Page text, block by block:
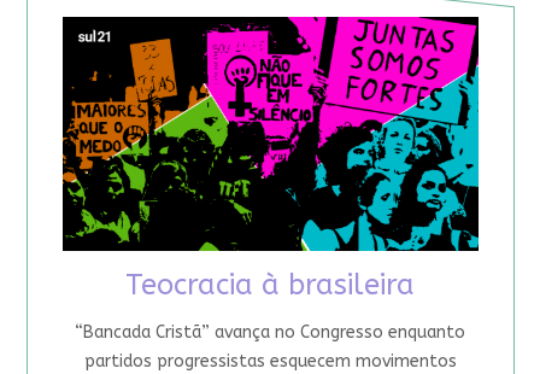
Teocracia à brasileira
“Bancada Cristã” avança no Congresso enquanto
partidos progressistas esquecem movimentos